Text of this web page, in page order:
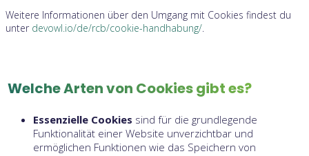
Weitere Informationen über den Umgang mit Cookies findest du
unter devowl.io/de/rcb/cookie-handhabung/.
Welche Arten von Cookies gibt es?
Essenzielle Cookies sind für die grundlegende
Funktionalität einer Website unverzichtbar und
ermöglichen Funktionen wie das Speichern von